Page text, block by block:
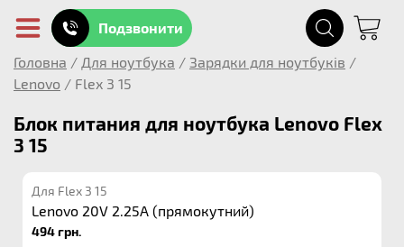
Подзвонити
Головна / Для ноутбука / Зарядки для ноутбуків /
Lenovo / Flex 3 15
Блок питания для ноутбука Lenovo Flex
3 15
Для Flex 3 15
Lenovo 20V 2.25A (прямокутний)
494 грн.